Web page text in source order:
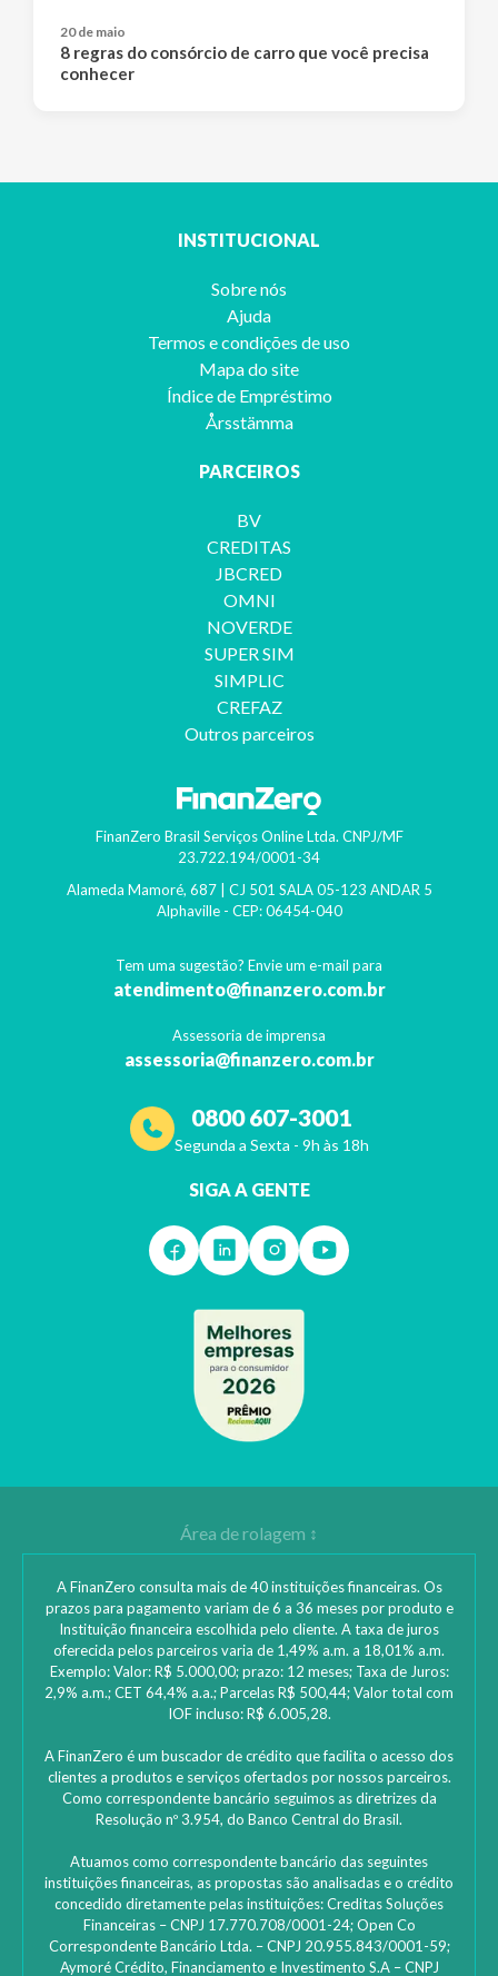
20 de maio
8 regras do consórcio de carro que você precisa
conhecer
INSTITUCIONAL
Sobre nós
Ajuda
Termos e condições de uso
Mapa do site
Índice de Empréstimo
Årsstämma
PARCEIROS
BV
CREDITAS
JBCRED
OMNI
NOVERDE
SUPER SIM
SIMPLIC
CREFAZ
Outros parceiros
FinanZero Brasil Serviços Online Ltda. CNPJ/MF
23.722.194/0001-34
Alameda Mamoré, 687 | CJ 501 SALA 05-123 ANDAR 5
Alphaville- CEP: 06454-040
Tem uma sugestão? Envie um e-mail para
atendimento@finanzero.com.br
Assessoria de imprensa
assessoria@finanzero.com.br
0800 607-3001
Segunda a Sexta - 9h às 18h
SIGA A GENTE
A FinanZero consulta mais de 40 instituições financeiras. Os
prazos para pagamento variam de 6 a 36 meses por produto e
Instituição financeira escolhida pelo cliente. A taxa de juros
oferecida pelos parceiros varia de 1,49% a.m. a 18,01% a.m.
Exemplo: Valor: R$ 5.000,00; prazo: 12 meses; Taxa de Juros:
2,9% a.m.; CET 64,4% a.a.; Parcelas R$ 500,44; Valor total com
IOF incluso: R$ 6.005,28.
A FinanZero é um buscador de crédito que facilita o acesso dos
clientes a produtos e serviços ofertados por nossos parceiros.
Como correspondente bancário seguimos as diretrizes da
Resolução nº 3.954, do Banco Central do Brasil.
Atuamos como correspondente bancário das seguintes
instituições financeiras, as propostas são analisadas e o crédito
concedido diretamente pelas instituições: ‎Creditas Soluções
Financeiras – CNPJ 17.770.708/0001-24; Open Co
Correspondente Bancário Ltda. – CNPJ 20.955.843/0001-59;
Aymoré Crédito, Financiamento e Investimento S.A – CNPJ